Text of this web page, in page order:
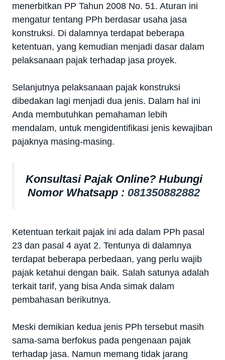
menerbitkan PP Tahun 2008 No. 51. Aturan ini
mengatur tentang PPh berdasar usaha jasa
konstruksi. Di dalamnya terdapat beberapa
ketentuan, yang kemudian menjadi dasar dalam
pelaksanaan pajak terhadap jasa proyek.
Selanjutnya pelaksanaan pajak konstruksi
dibedakan lagi menjadi dua jenis. Dalam hal ini
Anda membutuhkan pemahaman lebih
mendalam, untuk mengidentifikasi jenis kewajiban
pajaknya masing-masing.
Konsultasi Pajak Online? Hubungi
Nomor Whatsapp : 081350882882
Ketentuan terkait pajak ini ada dalam PPh pasal
23 dan pasal 4 ayat 2. Tentunya di dalamnya
terdapat beberapa perbedaan, yang perlu wajib
pajak ketahui dengan baik. Salah satunya adalah
terkait tarif, yang bisa Anda simak dalam
pembahasan berikutnya.
Meski demikian kedua jenis PPh tersebut masih
sama-sama berfokus pada pengenaan pajak
terhadap jasa. Namun memang tidak jarang